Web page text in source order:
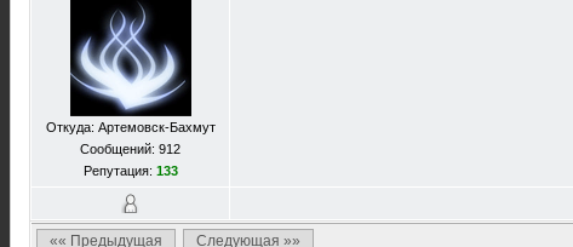
Откуда: Артемовск-Бахмут
Сообщений: 912
Репутация: 133
«« Предыдущая Следующая »»